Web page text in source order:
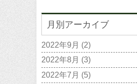
月別アーカイブ
2022年9月 (2)
2022年8月 (3)
2022年7月 (5)